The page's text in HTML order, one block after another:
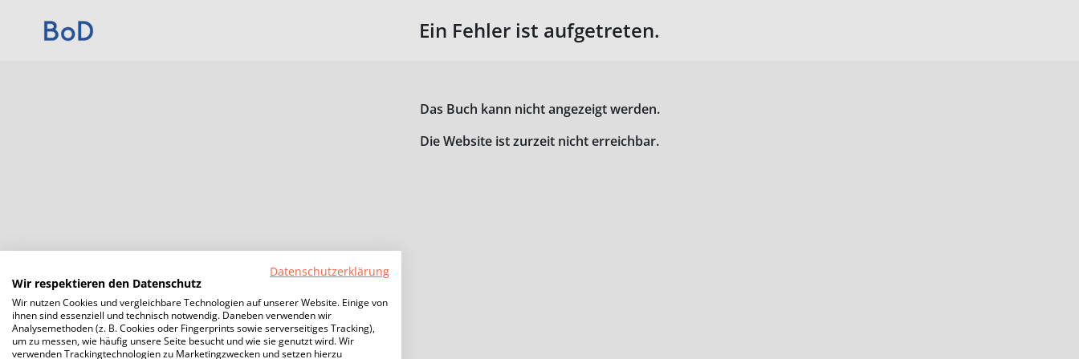
Ein Fehler ist aufgetreten.
Das Buch kann nicht angezeigt werden.
Die Website ist zurzeit nicht erreichbar.
Datenschutzerklärung
Wir respektieren den Datenschutz
Wir nutzen Cookies und vergleichbare Technologien auf unserer Website. Einige von
ihnen sind essenziell und technisch notwendig. Daneben verwenden wir
Analysemethoden (z. B. Cookies oder Fingerprints sowie serverseitiges Tracking),
um zu messen, wie häufig unsere Seite besucht und wie sie genutzt wird. Wir
verwenden Trackingtechnologien zu Marketingzwecken und setzen hierzu